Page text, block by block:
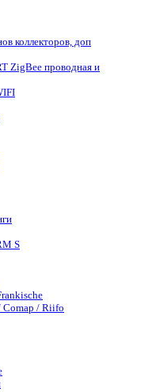
коллекторов, доп
ZigBee проводная и
S
Comap / Riifo